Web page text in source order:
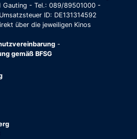
Gauting - Tel.: 089/89501000 -
ID: DE131314592
über die jeweiligen Kinos
-
gemäß BFSG